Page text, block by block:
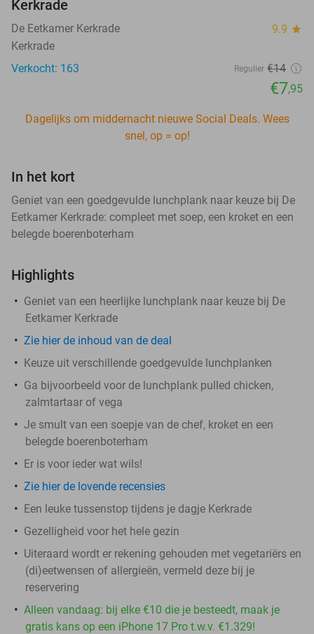
Kerkrade
De Eetkamer Kerkrade 9.9 star
Kerkrade
Verkocht: 163
Regulier €14
€7,95
Dagelijks om middernacht nieuwe Social Deals. Wees
snel, op = op!
In het kort
Geniet van een goedgevulde lunchplank naar keuze bij De
Eetkamer Kerkrade: compleet met soep, een kroket en een
belegde boerenboterham
Highlights
Geniet van een heerlijke lunchplank naar keuze bij De
Eetkamer Kerkrade
Zie hier de inhoud van de deal
Keuze uit verschillende goedgevulde lunchplanken
Ga bijvoorbeeld voor de lunchplank pulled chicken,
zalmtartaar of vega
Je smult van een soepje van de chef, kroket en een
belegde boerenboterham
Er is voor ieder wat wils!
Zie hier de lovende recensies
Een leuke tussenstop tijdens je dagje Kerkrade
Gezelligheid voor het hele gezin
Uiteraard wordt er rekening gehouden met vegetariërs en
(di)eetwensen of allergieën, vermeld deze bij je
reservering
Alleen vandaag: bij elke €10 die je besteedt, maak je
gratis kans op een iPhone 17 Pro t.w.v. €1.329!